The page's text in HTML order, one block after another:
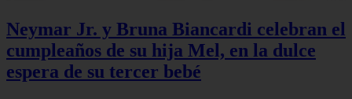
Neymar Jr. y Bruna Biancardi celebran el
cumpleaños de su hija Mel, en la dulce
espera de su tercer bebé